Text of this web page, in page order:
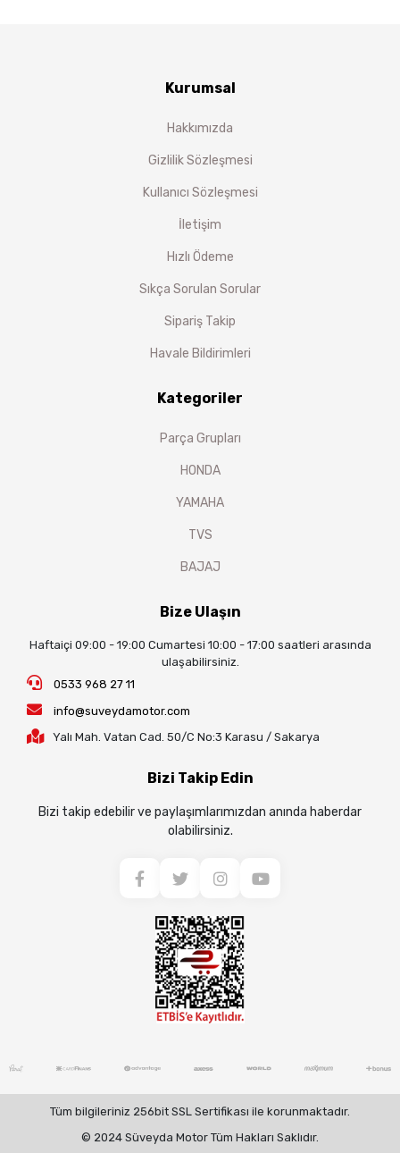
Kurumsal
Hakkımızda
Gizlilik Sözleşmesi
Kullanıcı Sözleşmesi
İletişim
Hızlı Ödeme
Sıkça Sorulan Sorular
Sipariş Takip
Havale Bildirimleri
Kategoriler
Parça Grupları
HONDA
YAMAHA
TVS
BAJAJ
Bize Ulaşın
Haftaiçi 09:00 - 19:00 Cumartesi 10:00 - 17:00 saatleri arasında
ulaşabilirsiniz.
0533 968 27 11
info@suveydamotor.com
Yalı Mah. Vatan Cad. 50/C No:3 Karasu / Sakarya
Bizi Takip Edin
Bizi takip edebilir ve paylaşımlarımızdan anında haberdar
olabilirsiniz.
Tüm bilgileriniz 256bit SSL Sertifikası ile korunmaktadır.
© 2024 Süveyda Motor Tüm Hakları Saklıdır.